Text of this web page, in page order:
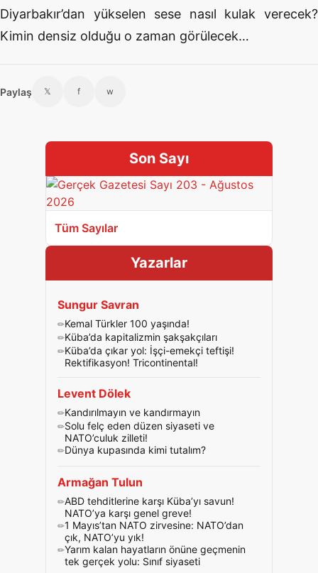
Diyarbakır’dan yükselen sese nasıl kulak verecek?
Kimin densiz olduğu o zaman görülecek…
Paylaş 𝕏 f w
Son Sayı
Tüm Sayılar
Yazarlar
Sungur Savran
Kemal Türkler 100 yaşında!
Küba’da kapitalizmin şakşakçıları
Küba’da çıkar yol: İşçi-emekçi teftişi!
Rektifikasyon! Tricontinental!
Levent Dölek
Kandırılmayın ve kandırmayın
Solu felç eden düzen siyaseti ve
NATO’culuk zilleti!
Dünya kupasında kimi tutalım?
Armağan Tulun
ABD tehditlerine karşı Küba’yı savun!
NATO’ya karşı genel greve!
1 Mayıs’tan NATO zirvesine: NATO’dan
çık, NATO’yu yık!
Yarım kalan hayatların önüne geçmenin
tek gerçek yolu: Sınıf siyaseti